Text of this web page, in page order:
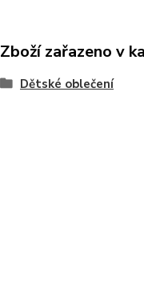
Zboží zařazeno v
Dětské oblečení